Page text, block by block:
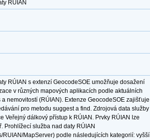
RÚIAN
RÚIAN s extenzí GeocodeSOE umožňuje dosažení
v různých mapových aplikacích podle aktuálních
nemovitostí (RÚIAN). Extenze GeocodeSOE zajišťuje
pro metodu suggest a find. Zdrojová data služby
Veřejný dálkový přístup k RÚIAN. Prvky RÚIAN lze
Prohlížecí služba nad daty RÚIAN
RUIAN/MapServer) podle následujících kategorií: vyšší